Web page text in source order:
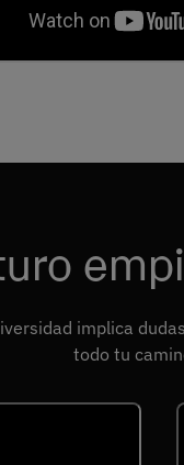
implica
todo tu